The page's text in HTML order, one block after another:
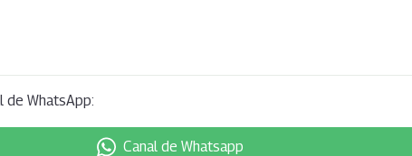
de WhatsApp:
Canal de Whatsapp